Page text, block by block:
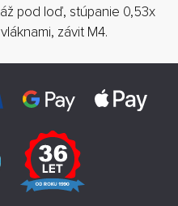
pod loď, stúpanie 0,53x
závit M4.